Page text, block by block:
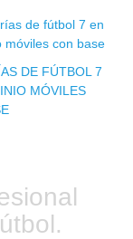
DE FÚTBOL 7
MÓVILES